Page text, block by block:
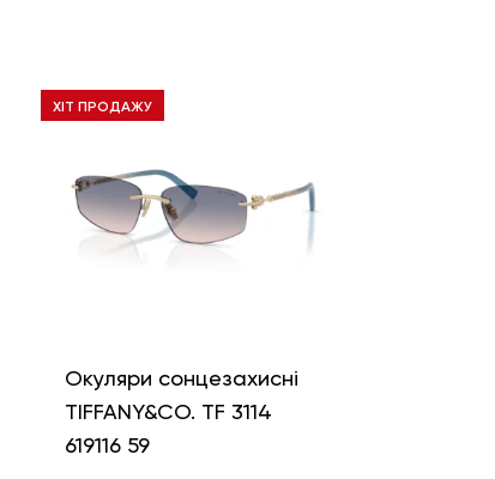
ХІТ ПРОДАЖУ
Окуляри сонцезахисні
TIFFANY&CO. TF 3114
619116 59